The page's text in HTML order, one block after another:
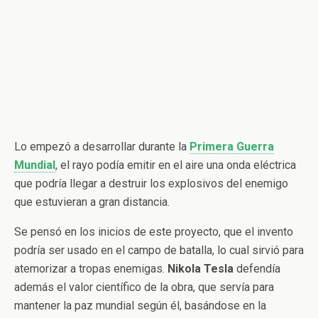
Lo empezó a desarrollar durante la Primera Guerra
Mundial, el rayo podía emitir en el aire una onda eléctrica
que podría llegar a destruir los explosivos del enemigo
que estuvieran a gran distancia.
Se pensó en los inicios de este proyecto, que el invento
podría ser usado en el campo de batalla, lo cual sirvió para
atemorizar a tropas enemigas. Nikola Tesla defendía
además el valor científico de la obra, que servía para
mantener la paz mundial según él, basándose en la